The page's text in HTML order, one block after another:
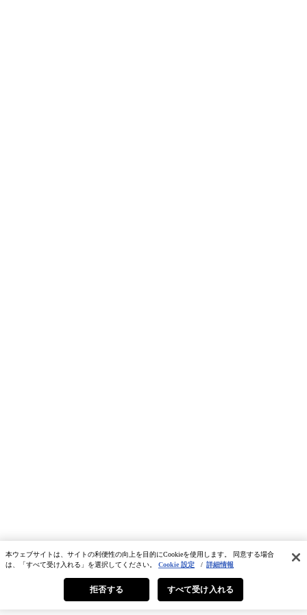
本ウェブサイトは、サイトの利便性の向上を目的にCookieを使用します。 同意する場合
は、「すべて受け入れる」を選択してください。 Cookie 設定 / 詳細情報
拒否する すべて受け入れる